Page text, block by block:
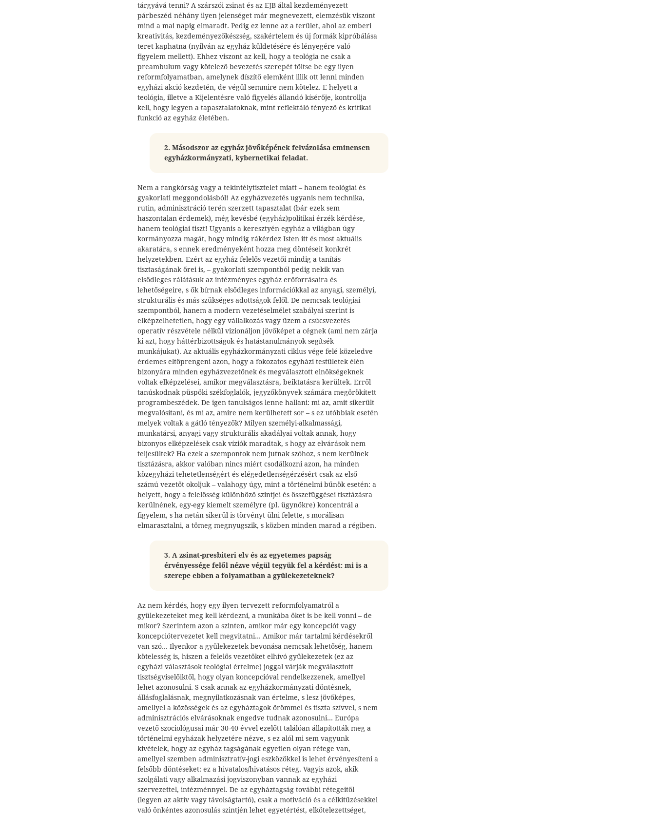
tárgyává tenni? A szárszói zsinat és az EJB által kezdeményezett
párbeszéd néhány ilyen jelenséget már megnevezett, elemzésük viszont
mind a mai napig elmaradt. Pedig ez lenne az a terület, ahol az emberi
kreativitás, kezdeményezőkészség, szakértelem és új formák kipróbálása
teret kaphatna (nyilván az egyház küldetésére és lényegére való
figyelem mellett). Ehhez viszont az kell, hogy a teológia ne csak a
preambulum vagy kötelező bevezetés szerepét töltse be egy ilyen
reformfolyamatban, amelynek díszítő elemként illik ott lenni minden
egyházi akció kezdetén, de végül semmire nem kötelez. E helyett a
teológia, illetve a Kijelentésre való figyelés állandó kísérője, kontrollja
kell, hogy legyen a tapasztalatoknak, mint reflektáló tényező és kritikai
funkció az egyház életében.
2. Másodszor az egyház jövőképének felvázolása eminensen
egyházkormányzati, kybernetikai feladat.
Nem a rangkórság vagy a tekintélytisztelet miatt – hanem teológiai és
gyakorlati meggondolásból! Az egyházvezetés ugyanis nem technika,
rutin, adminisztráció terén szerzett tapasztalat (bár ezek sem
haszontalan érdemek), még kevésbé (egyház)politikai érzék kérdése,
hanem teológiai tiszt! Ugyanis a keresztyén egyház a világban úgy
kormányozza magát, hogy mindig rákérdez Isten itt és most aktuális
akaratára, s ennek eredményeként hozza meg döntéseit konkrét
helyzetekben. Ezért az egyház felelős vezetői mindig a tanítás
tisztaságának őrei is, – gyakorlati szempontból pedig nekik van
elsődleges rálátásuk az intézményes egyház erőforrásaira és
lehetőségeire, s ők bírnak elsődleges információkkal az anyagi, személyi,
strukturális és más szükséges adottságok felől. De nemcsak teológiai
szempontból, hanem a modern vezetéselmélet szabályai szerint is
elképzelhetetlen, hogy egy vállalkozás vagy üzem a csúcsvezetés
operatív részvétele nélkül vizionáljon jövőképet a cégnek (ami nem zárja
ki azt, hogy háttérbizottságok és hatástanulmányok segítsék
munkájukat). Az aktuális egyházkormányzati ciklus vége felé közeledve
érdemes eltöprengeni azon, hogy a fokozatos egyházi testületek élén
bizonyára minden egyházvezetőnek és megválasztott elnökségeknek
voltak elképzelései, amikor megválasztásra, beiktatásra kerültek. Erről
tanúskodnak püspöki székfoglalók, jegyzőkönyvek számára megörökített
programbeszédek. De igen tanulságos lenne hallani: mi az, amit sikerült
megvalósítani, és mi az, amire nem kerülhetett sor – s ez utóbbiak esetén
melyek voltak a gátló tényezők? Milyen személyi-alkalmassági,
munkatársi, anyagi vagy strukturális akadályai voltak annak, hogy
bizonyos elképzelések csak víziók maradtak, s hogy az elvárások nem
teljesültek? Ha ezek a szempontok nem jutnak szóhoz, s nem kerülnek
tisztázásra, akkor valóban nincs miért csodálkozni azon, ha minden
közegyházi tehetetlenségért és elégedetlenségérzésért csak az első
számú vezetőt okoljuk – valahogy úgy, mint a történelmi bűnök esetén: a
helyett, hogy a felelősség különböző szintjei és összefüggései tisztázásra
kerülnének, egy-egy kiemelt személyre (pl. ügynökre) koncentrál a
figyelem, s ha netán sikerül is törvényt ülni felette, s morálisan
elmarasztalni, a tömeg megnyugszik, s közben minden marad a régiben.
3. A zsinat-presbiteri elv és az egyetemes papság
érvényessége felől nézve végül tegyük fel a kérdést: mi is a
szerepe ebben a folyamatban a gyülekezeteknek?
Az nem kérdés, hogy egy ilyen tervezett reformfolyamatról a
gyülekezeteket meg kell kérdezni, a munkába őket is be kell vonni – de
mikor? Szerintem azon a szinten, amikor már egy koncepciót vagy
koncepciótervezetet kell megvitatni... Amikor már tartalmi kérdésekről
van szó... Ilyenkor a gyülekezetek bevonása nemcsak lehetőség, hanem
kötelesség is, hiszen a felelős vezetőket elhívó gyülekezetek (ez az
egyházi választások teológiai értelme) joggal várják megválasztott
tisztségviselőiktől, hogy olyan koncepcióval rendelkezzenek, amellyel
lehet azonosulni. S csak annak az egyházkormányzati döntésnek,
állásfoglalásnak, megnyilatkozásnak van értelme, s lesz jövőképes,
amellyel a közösségek és az egyháztagok örömmel és tiszta szívvel, s nem
adminisztrációs elvárásoknak engedve tudnak azonosulni... Európa
vezető szociológusai már 30-40 évvel ezelőtt találóan állapították meg a
történelmi egyházak helyzetére nézve, s ez alól mi sem vagyunk
kivételek, hogy az egyház tagságának egyetlen olyan rétege van,
amellyel szemben adminisztratív-jogi eszközökkel is lehet érvényesíteni a
felsőbb döntéseket: ez a hivatalos/hivatásos réteg. Vagyis azok, akik
szolgálati vagy alkalmazási jogviszonyban vannak az egyházi
szervezettel, intézménnyel. De az egyháztagság további rétegeitől
(legyen az aktív vagy távolságtartó), csak a motiváció és a célkitűzésekkel
való önkéntes azonosulás szintjén lehet egyetértést, elkötelezettséget,